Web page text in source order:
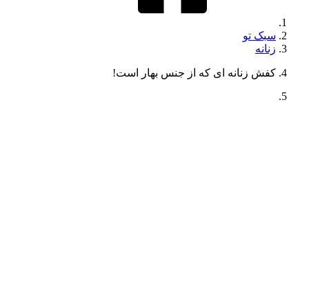
سبک تو
زنانه
کفش زنانه‌ ای که از جنس بهار است!